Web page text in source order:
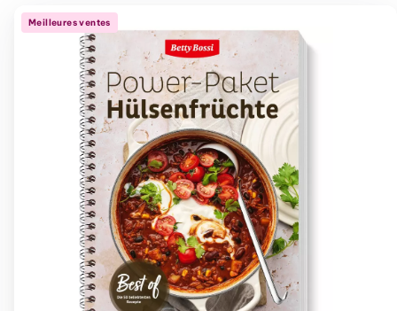
Meilleures ventes